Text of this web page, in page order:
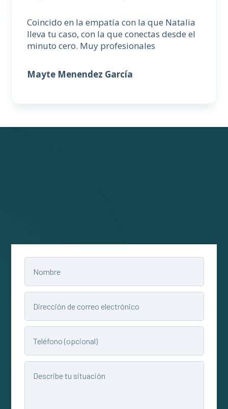
Coincido en la empatía con la que Natalia
lleva tu caso, con la que conectas desde el
minuto cero. Muy profesionales
Mayte Menendez García